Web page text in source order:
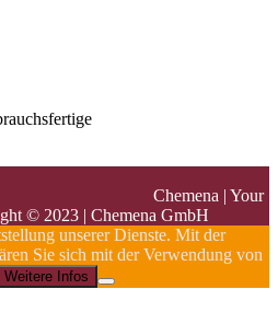
unserer Dienste. Mit der
Sie sich mit der Verwendung von
Weitere Infos